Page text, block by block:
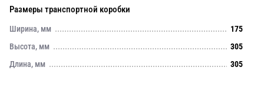
Размеры транспортной коробки
Ширина, мм
175
Высота, мм
305
Длина, мм
305